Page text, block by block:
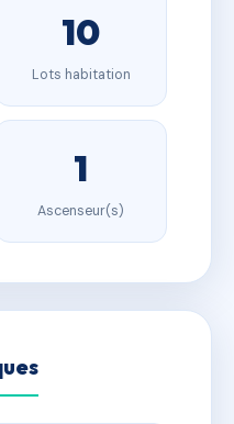
10
Lots habitation
1
Ascenseur(s)